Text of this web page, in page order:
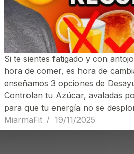
Si te sientes fatigado y con
hora de comer, es hora de
enseñamos 3 opciones de
Controlan tu Azúcar, avaladas
para que tu energía no se
MiarmaFit
19/11/2025